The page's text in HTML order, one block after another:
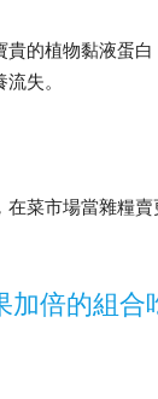
貴的植物黏液蛋
失。
在菜市場當雜糧
加倍的組合